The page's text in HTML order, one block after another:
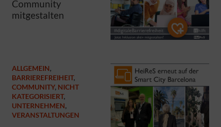
Community
mitgestalten
ALLGEMEIN,
BARRIEREFREIHEIT,
COMMUNITY, NICHT
KATEGORISIERT,
UNTERNEHMEN,
VERANSTALTUNGEN